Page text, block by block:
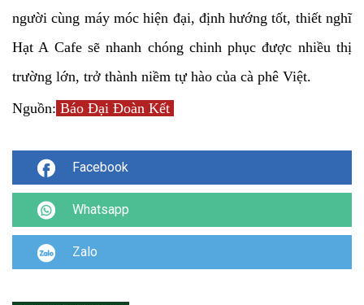
người cùng máy móc hiện đại, định hướng tốt, thiết nghĩ
Hạt A Cafe sẽ nhanh chóng chinh phục được nhiều thị
trường lớn, trở thành niềm tự hào của cà phê Việt.
Nguồn: Báo Đại Đoàn Kết
Facebook
Whatsapp
Zalo